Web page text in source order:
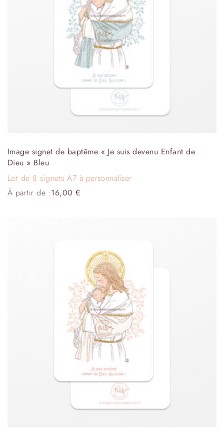
Image signet de baptême « Je suis devenu Enfant de
Dieu » Bleu
Lot de 8 signets A7 à personnaliser
À partir de :16,00€